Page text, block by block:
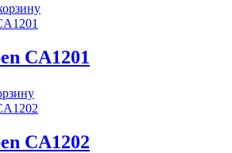
CA1201
CA1202